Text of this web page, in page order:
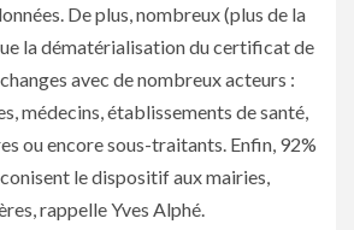
De plus, nombreux (plus de la
la dématérialisation du certificat de
avec de nombreux acteurs :
médecins, établissements de santé,
ou encore sous-traitants. Enfin, 92%
le dispositif aux mairies,
rappelle Yves Alphé.